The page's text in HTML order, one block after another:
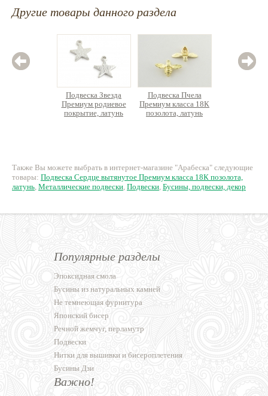
Другие товары данного раздела
Подвеска Звезда
Премиум родиевое
покрытие, латунь
Подвеска Пчела
Премиум класса 18К
позолота, латунь
Также Вы можете выбрать в интернет-магазине "Арабеска" следующие
товары: Подвеска Сердце вытянутое Премиум класса 18К позолота,
латунь, Металлические подвески, Подвески, Бусины, подвески, декор
Популярные разделы
Эпоксидная смола
Бусины из натуральных камней
Не темнеющая фурнитура
Японский бисер
Речной жемчуг, перламутр
Подвески
Нитки для вышивки и бисероплетения
Бусины Дзи
Важно!